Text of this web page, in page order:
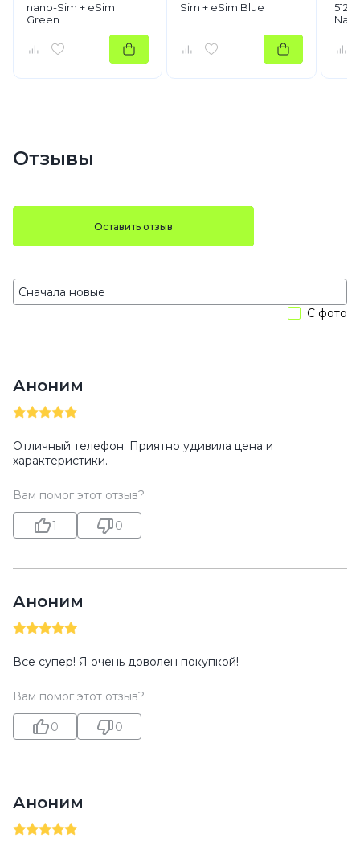
nano-Sim + eSim
Green
Sim + eSim Blue
Отзывы
Оставить отзыв
С фото
Аноним
Отличный телефон. Приятно удивила цена и
характеристики.
Вам помог этот отзыв?
1 0
Аноним
Все супер! Я очень доволен покупкой!
Вам помог этот отзыв?
0 0
Аноним